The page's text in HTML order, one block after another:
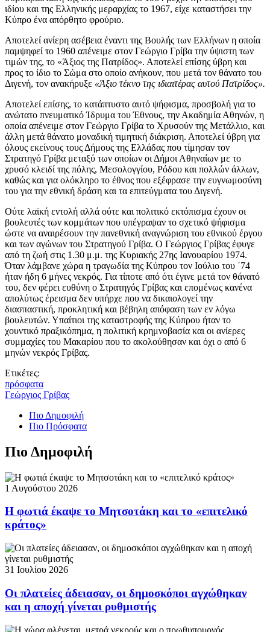
ιδίου και της Ελληνικής μεραρχίας το 1967, είχε καταστήσει την
Κύπρο ένα απόρθητο φρούριο.
Αποτελεί ανίερη ασέβεια έναντι της Βουλής των Ελλήνων η οποία
παμψηφεί το 1960 απένειμε στον Γεώργιο Γρίβα την ύψιστη των
τιμών της, το «Άξιος της Πατρίδος». Αποτελεί επίσης ύβρη και
προς το ίδιο το Σώμα στο οποίο ανήκουν, που μετά τον θάνατο του
Διγενή, τον ανακήρυξε «Άξιο τέκνο της ιδιαιτέρας αυτού Πατρίδος».
Αποτελεί επίσης, το κατάπτυστο αυτό ψήφισμα, προσβολή για το
ανώτατο πνευματικό Ίδρυμα του Έθνους, την Ακαδημία Αθηνών, η
οποία απένειμε στον Γεώργιο Γρίβα το Χρυσούν της Μετάλλιο, και
άλλη μετά θάνατο μοναδική τιμητική διάκριση. Αποτελεί ύβρη για
όλους εκείνους τους Δήμους της Ελλάδας που τίμησαν τον
Στρατηγό Γρίβα μεταξύ των οποίων οι Δήμοι Αθηναίων με το
χρυσό κλειδί της πόλης, Μεσολογγίου, Ρόδου και πολλών άλλων,
καθώς και για ολόκληρο το έθνος που εξέφρασε την ευγνωμοσύνη
του για την εθνική δράση και τα επιτεύγματα του Διγενή.
Ούτε λαϊκή εντολή αλλά ούτε και πολιτικό εκτόπισμα έχουν οι
βουλευτές των κομμάτων που υπέγραψαν το σχετικό ψήφισμα
ώστε να αναιρέσουν την πανεθνική αναγνώριση του εθνικού έργου
και των αγώνων του Στρατηγού Γρίβα. Ο Γεώργιος Γρίβας έφυγε
από τη ζωή στις 1.30 μ.μ. της Κυριακής 27ης Ιανουαρίου 1974.
Όταν λάμβανε χώρα η τραγωδία της Κύπρου τον Ιούλιο του ΄74
ήταν ήδη 6 μήνες νεκρός. Για τίποτε από ότι έγινε μετά τον θάνατό
του, δεν φέρει ευθύνη ο Στρατηγός Γρίβας και επομένως κανένα
απολύτως έρεισμα δεν υπήρχε που να δικαιολογεί την
διασπαστική, προκλητική και βέβηλη απόφαση των εν λόγω
βουλευτών. Υπαίτιοι της καταστροφής της Κύπρου ήταν το
χουντικό πραξικόπημα, η πολιτική κρημνοβασία και οι ανίερες
συμμαχίες του Μακαρίου που το ακολούθησαν και όχι ο από 6
μηνών νεκρός Γρίβας.
Ετικέτες:
πρόσφατα
Γεώργιος Γρίβας
Πιο Δημοφιλή
Πιο Πρόσφατα
Πιο Δημοφιλή
1 Αυγούστου 2026
Η φωτιά έκαψε το Μητσοτάκη και το «επιτελικό
κράτος»
31 Ιουλίου 2026
Οι πλατείες άδειασαν, οι δημοσκόποι αγχώθηκαν
και η αποχή γίνεται ρυθμιστής